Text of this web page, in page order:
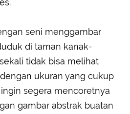
seni menggambar
di taman kanak-
tidak bisa melihat
ukuran yang cukup
segera mencoretnya
gambar abstrak buatan